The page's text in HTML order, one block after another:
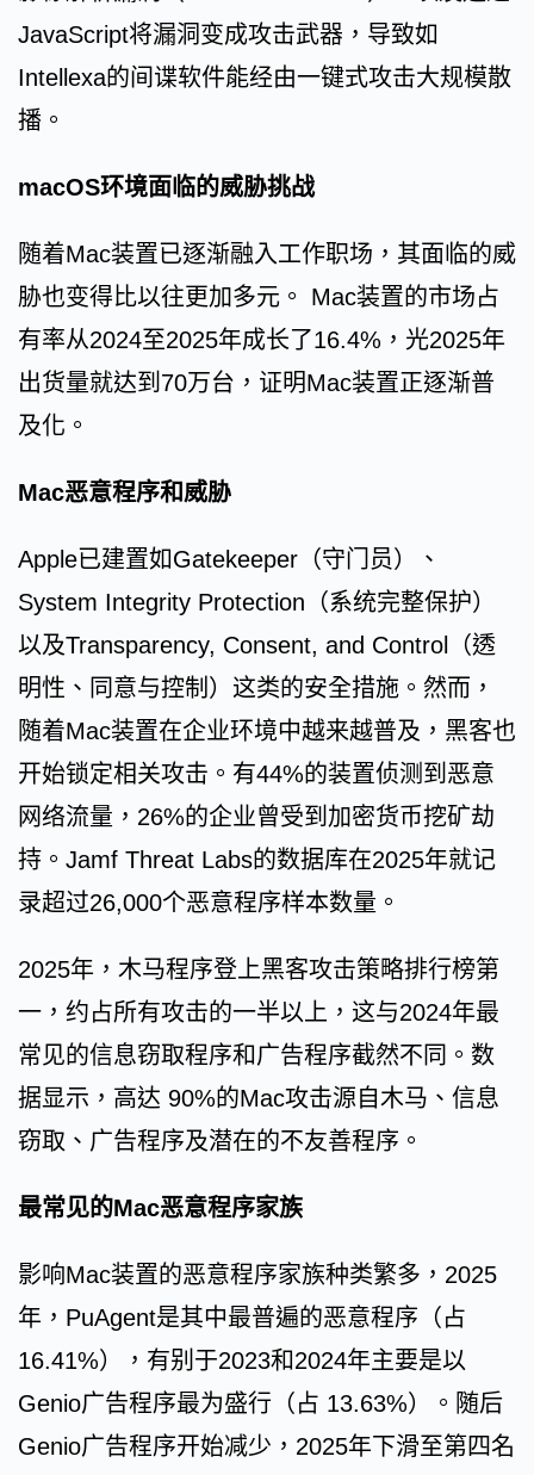
JavaScript将漏洞变成攻击武器，导致如
Intellexa的间谍软件能经由一键式攻击大规模散
播。
macOS环境面临的威胁挑战
随着Mac装置已逐渐融入工作职场，其面临的威
胁也变得比以往更加多元。 Mac装置的市场占
有率从2024至2025年成长了16.4%，光2025年
出货量就达到70万台，证明Mac装置正逐渐普
及化。
Mac恶意程序和威胁
Apple已建置如Gatekeeper（守门员）、
System Integrity Protection（系统完整保护）
以及Transparency, Consent, and Control（透
明性、同意与控制）这类的安全措施。然而，
随着Mac装置在企业环境中越来越普及，黑客也
开始锁定相关攻击。有44%的装置侦测到恶意
网络流量，26%的企业曾受到加密货币挖矿劫
持。Jamf Threat Labs的数据库在2025年就记
录超过26,000个恶意程序样本数量。
2025年，木马程序登上黑客攻击策略排行榜第
一，约占所有攻击的一半以上，这与2024年最
常见的信息窃取程序和广告程序截然不同。数
据显示，高达 90%的Mac攻击源自木马、信息
窃取、广告程序及潜在的不友善程序。
最常见的Mac恶意程序家族
影响Mac装置的恶意程序家族种类繁多，2025
年，PuAgent是其中最普遍的恶意程序（占
16.41%），有别于2023和2024年主要是以
Genio广告程序最为盛行（占 13.63%）。随后
Genio广告程序开始减少，2025年下滑至第四名